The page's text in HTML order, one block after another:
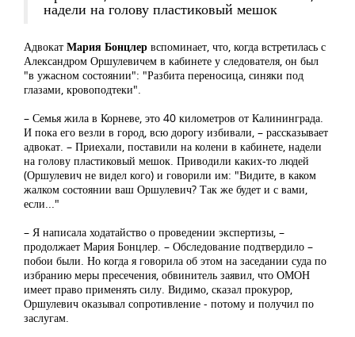
надели на голову пластиковый мешок
Адвокат Мария Бонцлер вспоминает, что, когда встретилась с
Александром Оршулевичем в кабинете у следователя, он был
"в ужасном состоянии": "Разбита переносица, синяки под
глазами, кровоподтеки".
– Семья жила в Корневе, это 40 километров от Калининграда.
И пока его везли в город, всю дорогу избивали, – рассказывает
адвокат. – Приехали, поставили на колени в кабинете, надели
на голову пластиковый мешок. Приводили каких-то людей
(Оршулевич не видел кого) и говорили им: "Видите, в каком
жалком состоянии ваш Оршулевич? Так же будет и с вами,
если..."
– Я написала ходатайство о проведении экспертизы, –
продолжает Мария Бонцлер. – Обследование подтвердило –
побои были. Но когда я говорила об этом на заседании суда по
избранию меры пресечения, обвинитель заявил, что ОМОН
имеет право применять силу. Видимо, сказал прокурор,
Оршулевич оказывал сопротивление - потому и получил по
заслугам.